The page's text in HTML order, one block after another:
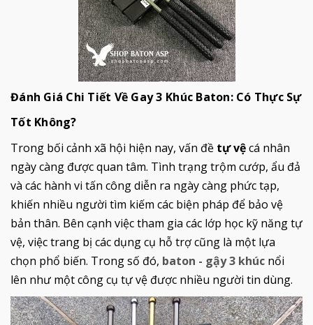
Đánh Giá Chi Tiết Về Gay 3 Khúc Baton: Có Thực Sự
Tốt Không?
Trong bối cảnh xã hội hiện nay, vấn đề tự vệcá nhân
ngày càng được quan tâm. Tình trạng trộm cướp, ẩu đả
và các hành vi tấn công diễn ra ngày càng phức tạp,
khiến nhiều người tìm kiếm các biện pháp để bảo vệ
bản thân. Bên cạnh việc tham gia các lớp học kỹ năng tự
vệ, việc trang bị các dụng cụ hỗ trợ cũng là một lựa
chọn phổ biến. Trong số đó, baton - gậy 3 khúc nổi
lên như một công cụ tự vệ được nhiều người tin dùng.